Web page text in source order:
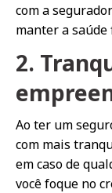
com a
manter a saúde
2.
Ao ter um
com mais
em caso de
você foque no